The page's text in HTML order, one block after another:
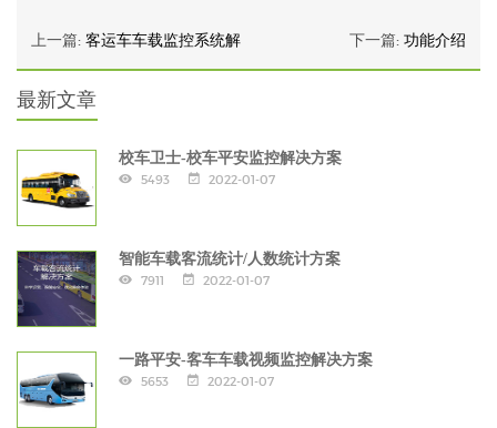
上一篇: 客运车车载监控系统解 下一篇: 功能介绍
最新文章
校车卫士-校车平安监控解决方案
5493 2022-01-07
智能车载客流统计/人数统计方案
7911 2022-01-07
一路平安-客车车载视频监控解决方案
5653 2022-01-07